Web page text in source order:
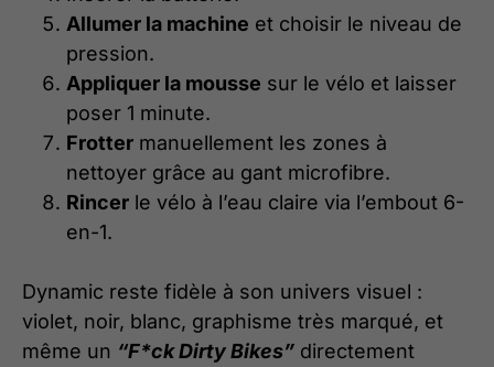
Allumer la machine et choisir le niveau de
pression.
Appliquer la mousse sur le vélo et laisser
poser 1 minute.
Frotter manuellement les zones à
nettoyer grâce au gant microfibre.
Rincer le vélo à l’eau claire via l’embout 6-
en-1.
Dynamic reste fidèle à son univers visuel :
violet, noir, blanc, graphisme très marqué, et
même un “F*ck Dirty Bikes” directement